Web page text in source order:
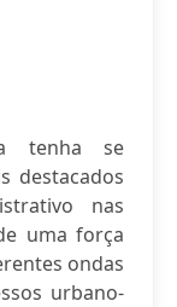
tenha se
destacados
nas
uma força
ondas
urbano-